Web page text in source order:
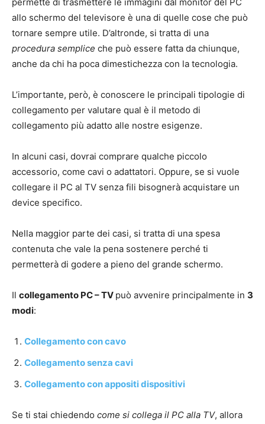
permette di trasmettere le immagini dal monitor del PC
allo schermo del televisore è una di quelle cose che può
tornare sempre utile. D’altronde, si tratta di una
procedura semplice che può essere fatta da chiunque,
anche da chi ha poca dimestichezza con la tecnologia.
L’importante, però, è conoscere le principali tipologie di
collegamento per valutare qual è il metodo di
collegamento più adatto alle nostre esigenze.
In alcuni casi, dovrai comprare qualche piccolo
accessorio, come cavi o adattatori. Oppure, se si vuole
collegare il PC al TV senza fili bisognerà acquistare un
device specifico.
Nella maggior parte dei casi, si tratta di una spesa
contenuta che vale la pena sostenere perché ti
permetterà di godere a pieno del grande schermo.
Il collegamento PC – TV può avvenire principalmente in 3
modi:
Collegamento con cavo
Collegamento senza cavi
Collegamento con appositi dispositivi
Se ti stai chiedendo come si collega il PC alla TV, allora